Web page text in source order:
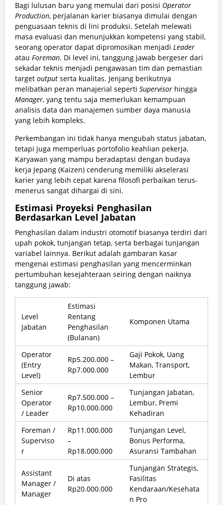
Bagi lulusan baru yang memulai dari posisi Operator
Production, perjalanan karier biasanya dimulai dengan
penguasaan teknis di lini produksi. Setelah melewati
masa evaluasi dan menunjukkan kompetensi yang stabil,
seorang operator dapat dipromosikan menjadi Leader
atau Foreman. Di level ini, tanggung jawab bergeser dari
sekadar teknis menjadi pengawasan tim dan pemastian
target output serta kualitas. Jenjang berikutnya
melibatkan peran manajerial seperti Supervisor hingga
Manager, yang tentu saja memerlukan kemampuan
analisis data dan manajemen sumber daya manusia
yang lebih kompleks.
Perkembangan ini tidak hanya mengubah status jabatan,
tetapi juga memperluas portofolio keahlian pekerja.
Karyawan yang mampu beradaptasi dengan budaya
kerja Jepang (Kaizen) cenderung memiliki akselerasi
karier yang lebih cepat karena filosofi perbaikan terus-
menerus sangat dihargai di sini.
Estimasi Proyeksi Penghasilan
Berdasarkan Level Jabatan
Penghasilan dalam industri otomotif biasanya terdiri dari
upah pokok, tunjangan tetap, serta berbagai tunjangan
variabel lainnya. Berikut adalah gambaran kasar
mengenai estimasi penghasilan yang mencerminkan
pertumbuhan kesejahteraan seiring dengan naiknya
tanggung jawab:
Level
Jabatan
Estimasi
Rentang
Penghasilan
(Bulanan)
Komponen Utama
Operator
(Entry
Level)
Rp5.200.000 –
Rp7.000.000
Gaji Pokok, Uang
Makan, Transport,
Lembur
Senior
Operator
/ Leader
Rp7.500.000 –
Rp10.000.000
Tunjangan Jabatan,
Lembur, Premi
Kehadiran
Foreman /
Superviso
r
Rp11.000.000
–
Rp18.000.000
Tunjangan Level,
Bonus Performa,
Asuransi Tambahan
Assistant
Manager /
Manager
Di atas
Rp20.000.000
Tunjangan Strategis,
Fasilitas
Kendaraan/Kesehata
n Pro